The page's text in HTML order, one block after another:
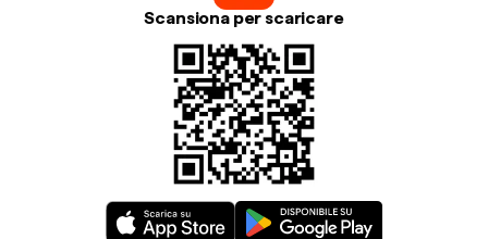
Scansiona per scaricare